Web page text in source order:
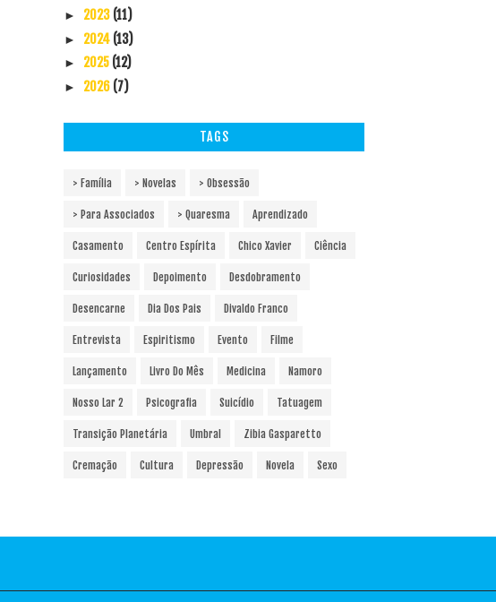
► 2023 (11)
► 2024 (13)
► 2025 (12)
► 2026 (7)
TAGS
> Família > Novelas > Obsessão
> Para Associados > Quaresma Aprendizado
Casamento Centro Espírita Chico Xavier Ciência
Curiosidades Depoimento Desdobramento
Desencarne Dia Dos Pais Divaldo Franco
Entrevista Espiritismo Evento Filme
Lançamento Livro Do Mês Medicina Namoro
Nosso Lar 2 Psicografia Suicídio Tatuagem
Transição Planetária Umbral Zibia Gasparetto
Cremação Cultura Depressão Novela Sexo